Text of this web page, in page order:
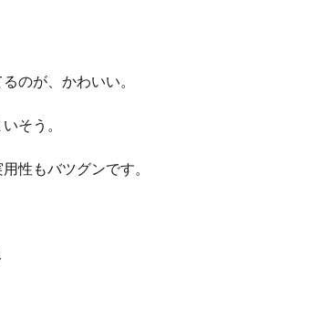
のが、かわいい。
そう。
性もバツグンです。